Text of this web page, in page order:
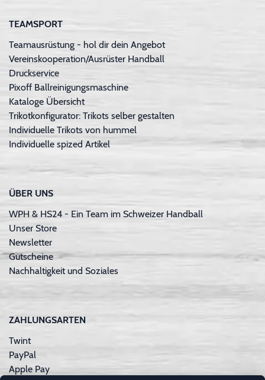
TEAMSPORT
Teamausrüstung - hol dir dein Angebot
Vereinskooperation/Ausrüster Handball
Druckservice
Pixoff Ballreinigungsmaschine
Kataloge Übersicht
Trikotkonfigurator: Trikots selber gestalten
Individuelle Trikots von hummel
Individuelle spized Artikel
ÜBER UNS
WPH & HS24 - Ein Team im Schweizer Handball
Unser Store
Newsletter
Gutscheine
Nachhaltigkeit und Soziales
ZAHLUNGSARTEN
Twint
PayPal
Apple Pay